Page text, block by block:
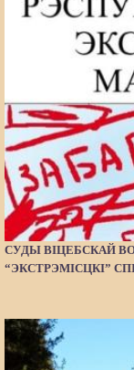
СУДЫ ВІЦЕБСКАЙ
“ЭКСТРЭМІСЦКІ”